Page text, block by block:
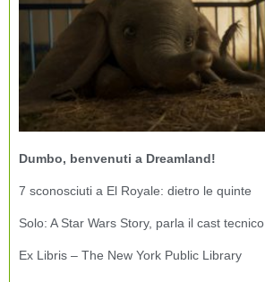
Dumbo, benvenuti a Dreamland!
7 sconosciuti a El Royale: dietro le quinte
Solo: A Star Wars Story, parla il cast tecnico
Ex Libris – The New York Public Library